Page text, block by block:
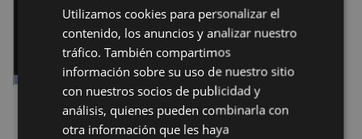
BASQUE
SPANISH
Utilizamos cookies para personalizar el
contenido, los anuncios y analizar nuestro
tráfico. También compartimos
información sobre su uso de nuestro sitio
con nuestros socios de publicidad y
análisis, quienes pueden combinarla con
otra información que les haya